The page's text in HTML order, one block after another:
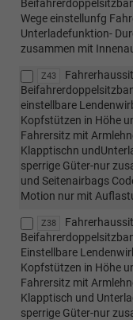
Wege einstellunfg
Unterladefunktion-
zusammen mit
Z43
einstellbare
Kopfstützen in Höhe
Fahrersitz mit
Klapptischn
sperrige Güter-nur
und Seitenairbags
Motion nur mit
Z38
Einstellbare
Kopfstützen in Höhe
Fahrersitz mit
Klapptisch und
sperrige Güter-nur